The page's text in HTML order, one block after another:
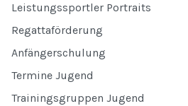
Leistungssportler Portraits
Regattaförderung
Anfängerschulung
Termine Jugend
Trainingsgruppen Jugend